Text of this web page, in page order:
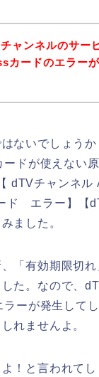
ャンネルのサー
ードのエラー
ないでしょう
ドが使えない
dTVチャンネ
ド エラー】【
ました。
「有効期限切
た。なので、
ーが発生して
れませんよ。
！と言われて